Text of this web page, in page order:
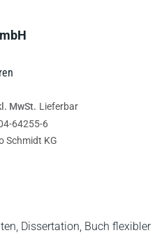
Dissertation, Buch flexibler
MwSt. Lieferbar
64255-6
Schmidt KG